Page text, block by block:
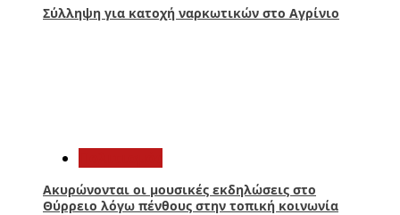
Σύλληψη για κατοχή ναρκωτικών στο Αγρίνιο
Ακυρώνονται οι μουσικές εκδηλώσεις στο
Θύρρειο λόγω πένθους στην τοπική κοινωνία